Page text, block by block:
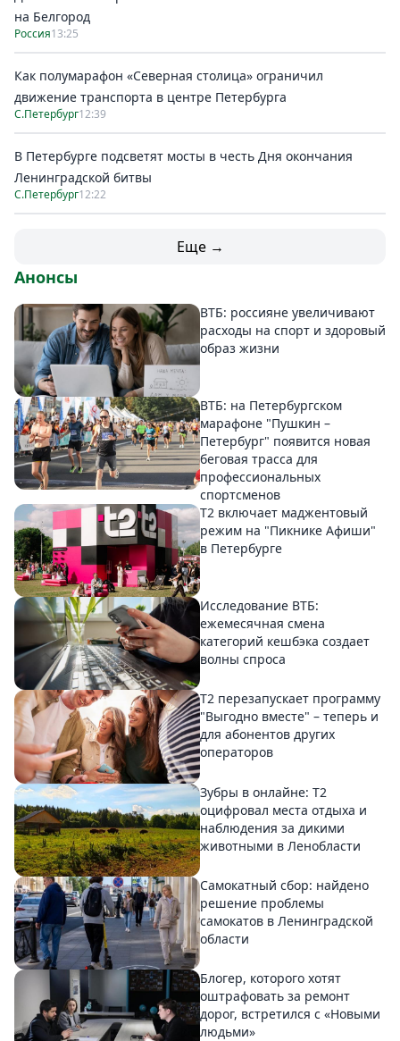
на Белгород
Россия13:25
Как полумарафон «Северная столица» ограничил
движение транспорта в центре Петербурга
С.Петербург12:39
В Петербурге подсветят мосты в честь Дня окончания
Ленинградской битвы
С.Петербург12:22
Еще →
Анонсы
ВТБ: россияне увеличивают
расходы на спорт и здоровый
образ жизни
ВТБ: на Петербургском
марафоне "Пушкин –
Петербург" появится новая
беговая трасса для
профессиональных
спортсменов
Т2 включает маджентовый
режим на "Пикнике Афиши"
в Петербурге
Исследование ВТБ:
ежемесячная смена
категорий кешбэка создает
волны спроса
Т2 перезапускает программу
"Выгодно вместе" – теперь и
для абонентов других
операторов
Зубры в онлайне: Т2
оцифровал места отдыха и
наблюдения за дикими
животными в Ленобласти
Самокатный сбор: найдено
решение проблемы
самокатов в Ленинградской
области
Блогер, которого хотят
оштрафовать за ремонт
дорог, встретился с «Новыми
людьми»